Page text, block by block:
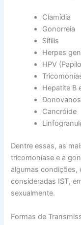
Clamídia
Gonorreia
Sífilis
Herpes
HPV
Hepatite B
Cancróide
Dentre essas, as
tricomoníase e a
algumas condições,
consideradas IST,
sexualmente.
Formas de